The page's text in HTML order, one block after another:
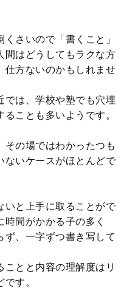
さいので「書くこと」
間はどうしてもラクな方
仕方ないのかもしれませ
では、学校や塾でも穴埋
ことも多いようです。
その場ではわかったつも
ないケースがほとんどで
いと上手に取ることがで
間がかかる子の多く
ず、一字ずつ書き写して
とと内容の理解度はリ
す。